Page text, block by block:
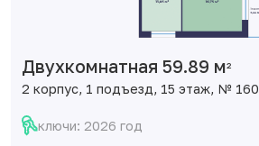
Двухкомнатная 59.89 м2
2 корпус, 1 подъезд, 15 этаж, № 160
ключи: 2026 год